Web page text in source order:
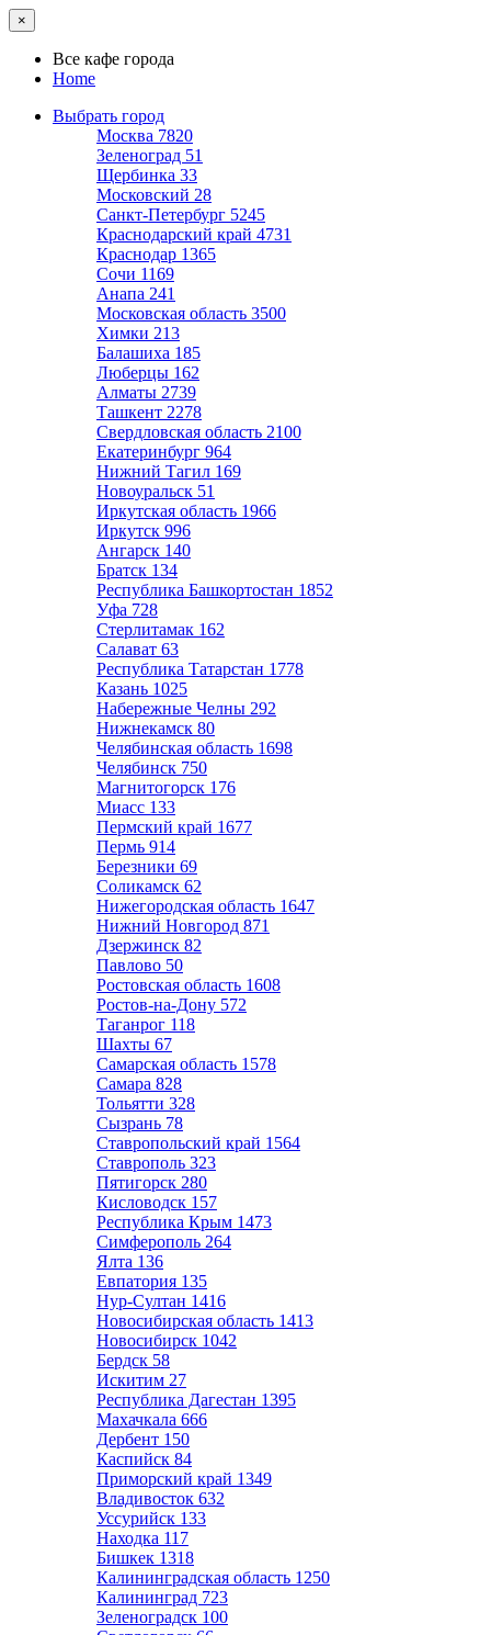
×
Все кафе города
Home
Выбрать город
Москва 7820
Зеленоград 51
Щербинка 33
Московский 28
Санкт-Петербург 5245
Краснодарский край 4731
Краснодар 1365
Сочи 1169
Анапа 241
Московская область 3500
Химки 213
Балашиха 185
Люберцы 162
Алматы 2739
Ташкент 2278
Свердловская область 2100
Екатеринбург 964
Нижний Тагил 169
Новоуральск 51
Иркутская область 1966
Иркутск 996
Ангарск 140
Братск 134
Республика Башкортостан 1852
Уфа 728
Стерлитамак 162
Салават 63
Республика Татарстан 1778
Казань 1025
Набережные Челны 292
Нижнекамск 80
Челябинская область 1698
Челябинск 750
Магнитогорск 176
Миасс 133
Пермский край 1677
Пермь 914
Березники 69
Соликамск 62
Нижегородская область 1647
Нижний Новгород 871
Дзержинск 82
Павлово 50
Ростовская область 1608
Ростов-на-Дону 572
Таганрог 118
Шахты 67
Самарская область 1578
Самара 828
Тольятти 328
Сызрань 78
Ставропольский край 1564
Ставрополь 323
Пятигорск 280
Кисловодск 157
Республика Крым 1473
Симферополь 264
Ялта 136
Евпатория 135
Нур-Султан 1416
Новосибирская область 1413
Новосибирск 1042
Бердск 58
Искитим 27
Республика Дагестан 1395
Махачкала 666
Дербент 150
Каспийск 84
Приморский край 1349
Владивосток 632
Уссурийск 133
Находка 117
Бишкек 1318
Калининградская область 1250
Калининград 723
Зеленоградск 100